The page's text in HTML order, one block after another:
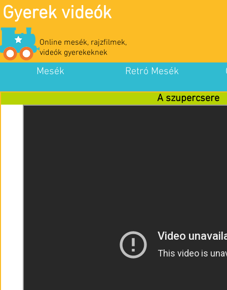
Gyerek videók
Online mesék, rajzfilmek,
videók gyerekeknek
Mesék Retró Mesék
A szupercsere